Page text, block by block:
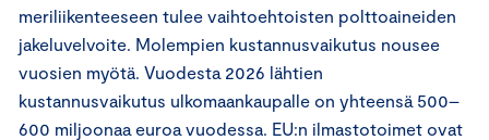
meriliikenteeseen tulee vaihtoehtoisten polttoaineiden
jakeluvelvoite. Molempien kustannusvaikutus nousee
vuosien myötä. Vuodesta 2026 lähtien
kustannusvaikutus ulkomaankaupalle on yhteensä 500–
600 miljoonaa euroa vuodessa. EU:n ilmastotoimet ovat